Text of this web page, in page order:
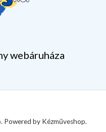
webáruháza
by Kézműveshop.